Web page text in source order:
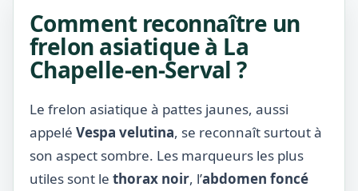
Comment reconnaître un
frelon asiatique à La
Chapelle-en-Serval ?
Le frelon asiatique à pattes jaunes, aussi
appelé Vespa velutina, se reconnaît surtout à
son aspect sombre. Les marqueurs les plus
utiles sont le thorax noir, l’abdomen foncé